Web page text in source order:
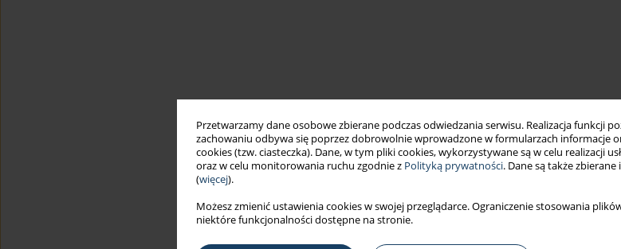
Przetwarzamy dane osobowe zbierane podczas odwiedzania serwisu. Realizacja funkcji
zachowaniu odbywa się poprzez dobrowolnie wprowadzone w formularzach informacje
cookies (tzw. ciasteczka). Dane, w tym pliki cookies, wykorzystywane są w celu realizacji
oraz w celu monitorowania ruchu zgodnie z Polityką prywatności. Dane są także
(więcej).
Możesz zmienić ustawienia cookies w swojej przeglądarce. Ograniczenie stosowania
niektóre funkcjonalności dostępne na stronie.